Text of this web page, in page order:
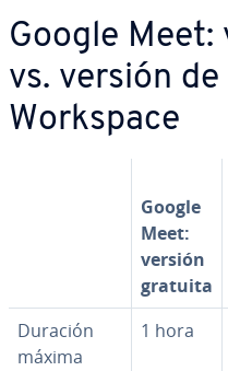
Google
vs. versión de
Workspace
Google
Meet:
versión
gratuita
Duración
máxima
1 hora